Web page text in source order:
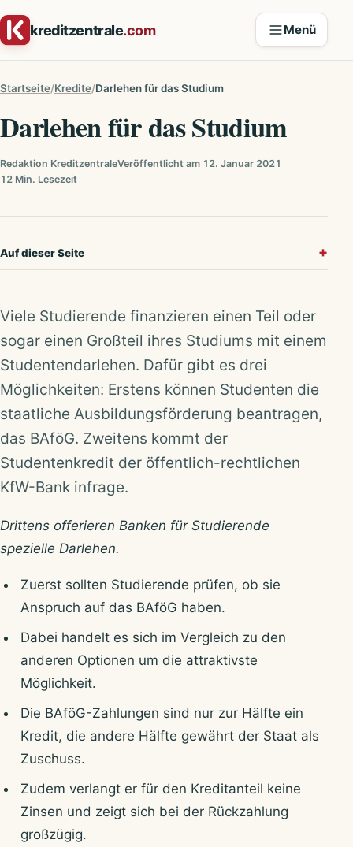
kreditzentrale.com Menü
Startseite Kredite Darlehen für das Studium
Darlehen für das Studium
Redaktion KreditzentraleVeröffentlicht am 12. Januar 2021
12 Min. Lesezeit
Auf dieser Seite
Viele Studierende finanzieren einen Teil oder
sogar einen Großteil ihres Studiums mit einem
Studentendarlehen. Dafür gibt es drei
Möglichkeiten: Erstens können Studenten die
staatliche Ausbildungsförderung beantragen,
das BAföG. Zweitens kommt der
Studentenkredit der öffentlich-rechtlichen
KfW-Bank infrage.
Drittens offerieren Banken für Studierende
spezielle Darlehen.
Zuerst sollten Studierende prüfen, ob sie
Anspruch auf das BAföG haben.
Dabei handelt es sich im Vergleich zu den
anderen Optionen um die attraktivste
Möglichkeit.
Die BAföG-Zahlungen sind nur zur Hälfte ein
Kredit, die andere Hälfte gewährt der Staat als
Zuschuss.
Zudem verlangt er für den Kreditanteil keine
Zinsen und zeigt sich bei der Rückzahlung
großzügig.